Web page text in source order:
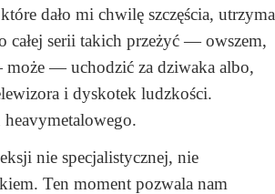
dało mi chwilę szczęścia, utrzyma
całej serii takich przeżyć — owszem,
— uchodzić za dziwaka albo,
i dyskotek ludzkości.
heavymetalowego.
nie specjalistycznej, nie
Ten moment pozwala nam